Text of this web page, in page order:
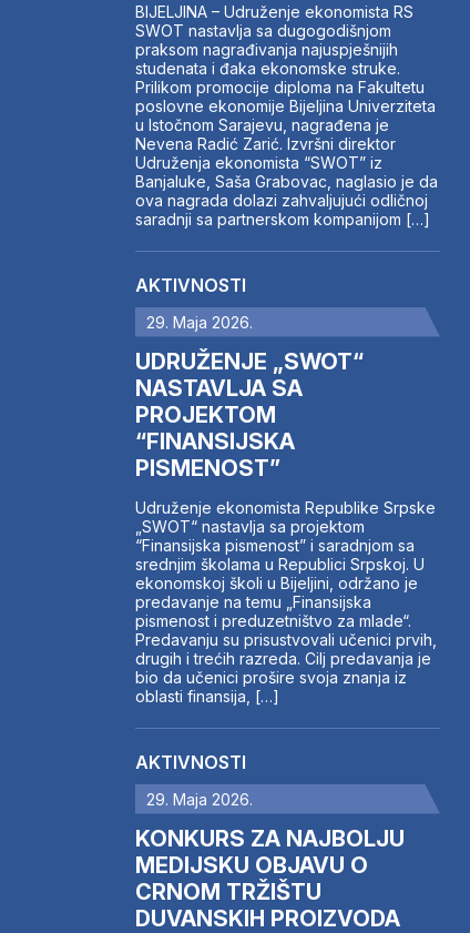
BIJELJINA – Udruženje ekonomista RS
SWOT nastavlja sa dugogodišnjom
praksom nagrađivanja najuspješnijih
studenata i đaka ekonomske struke.
Prilikom promocije diploma na Fakultetu
poslovne ekonomije Bijeljina Univerziteta
u Istočnom Sarajevu, nagrađena je
Nevena Radić Zarić. Izvršni direktor
Udruženja ekonomista “SWOT” iz
Banjaluke, Saša Grabovac, naglasio je da
ova nagrada dolazi zahvaljujući odličnoj
saradnji sa partnerskom kompanijom […]
AKTIVNOSTI
29. Maja 2026.
UDRUŽENJE „SWOT“
NASTAVLJA SA
PROJEKTOM
“FINANSIJSKA
PISMENOST”
Udruženje ekonomista Republike Srpske
„SWOT“ nastavlja sa projektom
“Finansijska pismenost” i saradnjom sa
srednjim školama u Republici Srpskoj. U
ekonomskoj školi u Bijeljini, održano je
predavanje na temu „Finansijska
pismenost i preduzetništvo za mlade“.
Predavanju su prisustvovali učenici prvih,
drugih i trećih razreda. Cilj predavanja je
bio da učenici prošire svoja znanja iz
oblasti finansija, […]
AKTIVNOSTI
29. Maja 2026.
KONKURS ZA NAJBOLJU
MEDIJSKU OBJAVU O
CRNOM TRŽIŠTU
DUVANSKIH PROIZVODA